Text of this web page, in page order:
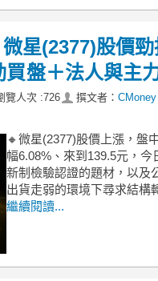
微星(2377)股價
盤＋法人與主
覽人次 :726 撰文者：
🔸微星(2377)股價上漲，盤
幅6.08%、來到139.5元，
新制檢驗認證的題材，以及
出貨走弱的環境下尋求結構
繼續閱讀...